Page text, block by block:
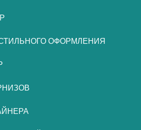
ОФОРМЛЕНИЯ